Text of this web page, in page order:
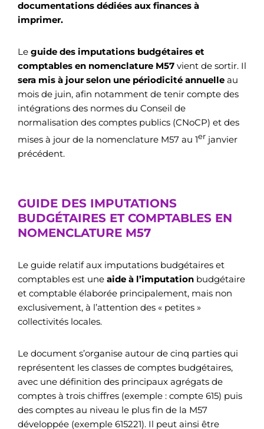
documentations dédiées aux finances à
imprimer.
Le guide des imputations budgétaires et
comptables en nomenclature M57 vient de sortir. Il
sera mis à jour selon une périodicité annuelle au
mois de juin, afin notamment de tenir compte des
intégrations des normes du Conseil de
normalisation des comptes publics (CNoCP) et des
mises à jour de la nomenclature M57 au 1er janvier
précédent.
GUIDE DES IMPUTATIONS
BUDGÉTAIRES ET COMPTABLES EN
NOMENCLATURE M57
Le guide relatif aux imputations budgétaires et
comptables est une aide à l’imputation budgétaire
et comptable élaborée principalement, mais non
exclusivement, à l’attention des « petites »
collectivités locales.
Le document s’organise autour de cinq parties qui
représentent les classes de comptes budgétaires,
avec une définition des principaux agrégats de
comptes à trois chiffres (exemple : compte 615) puis
des comptes au niveau le plus fin de la M57
développée (exemple 615221). Il peut ainsi être